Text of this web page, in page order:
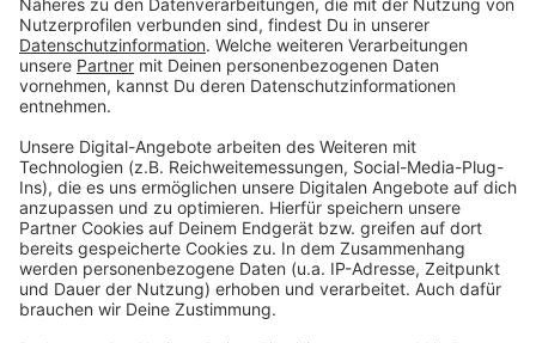
Weitere Infos und Links zu dem Thema:
Anzeige
So haben wir letztes Jahr berichtet
So informiert die Stadt
Einen naturnahen Garten anlegen. So klappt es:
Anzeige